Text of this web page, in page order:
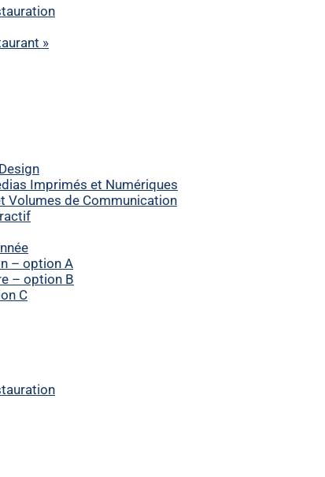
»
Imprimés et Numériques
Volumes de Communication
– option A
– option B
C